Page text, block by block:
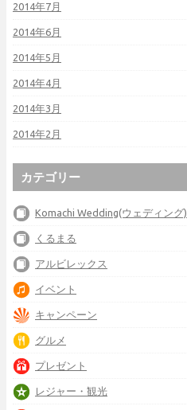
2014年7月
2014年6月
2014年5月
2014年4月
2014年3月
2014年2月
カテゴリー
Komachi Wedding(ウェディング)
くるまる
アルビレックス
イベント
キャンペーン
グルメ
プレゼント
レジャー・観光